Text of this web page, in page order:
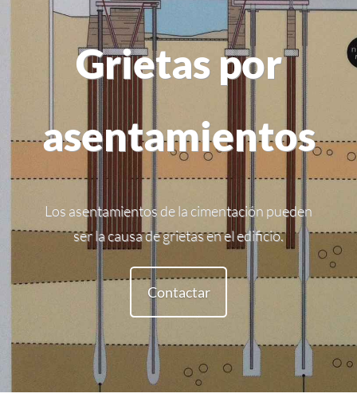
Grietas por
asentamientos
Los asentamientos de la cimentación pueden
ser la causa de grietas en el edificio.
Contactar